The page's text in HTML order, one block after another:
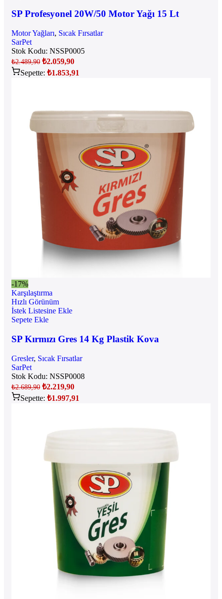
SP Profesyonel 20W/50 Motor Yağı 15 Lt
Motor Yağları, Sıcak Fırsatlar
SarPet
Stok Kodu: NSSP0005
₺2.489,90 ₺2.059,90
Sepette: ₺1.853,91
-17%
Karşılaştırma
Hızlı Görünüm
İstek Listesine Ekle
Sepete Ekle
SP Kırmızı Gres 14 Kg Plastik Kova
Gresler, Sıcak Fırsatlar
SarPet
Stok Kodu: NSSP0008
₺2.689,90 ₺2.219,90
Sepette: ₺1.997,91